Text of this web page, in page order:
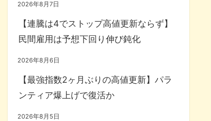
2026年8月7日
【連騰は4でストップ高値更新ならず】
民間雇用は予想下回り伸び鈍化
2026年8月6日
【最強指数2ヶ月ぶりの高値更新】パラ
ンティア爆上げで復活か
2026年8月5日